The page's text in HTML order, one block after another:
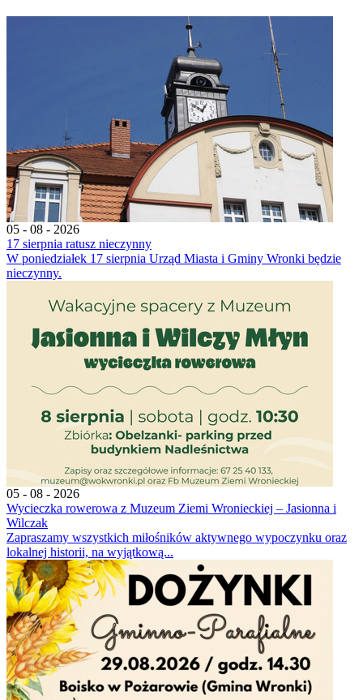
05 - 08 - 2026
17 sierpnia ratusz nieczynny
W poniedziałek 17 sierpnia Urząd Miasta i Gminy Wronki będzie
nieczynny.
05 - 08 - 2026
Wycieczka rowerowa z Muzeum Ziemi Wronieckiej – Jasionna i
Wilczak
Zapraszamy wszystkich miłośników aktywnego wypoczynku oraz
lokalnej historii, na wyjątkową...